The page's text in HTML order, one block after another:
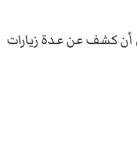
أن كشف عن عدة زيارات